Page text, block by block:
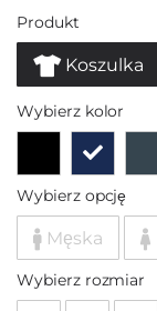
Produkt
Koszulka
Wybierz kolor
Wybierz opcję
Męska
Wybierz rozmiar